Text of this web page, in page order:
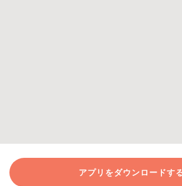
アプリをダウンロードす